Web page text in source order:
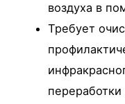
воздуха в
Требует